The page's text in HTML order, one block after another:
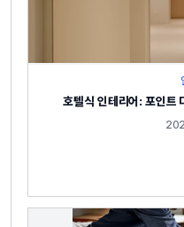
호텔식 인테리어: 포인트